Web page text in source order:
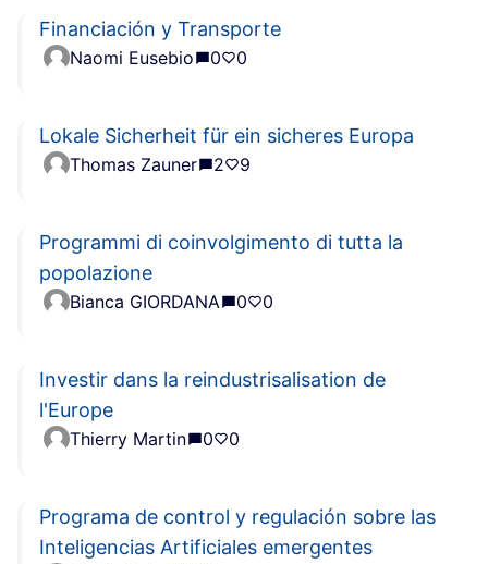
Financiación y Transporte
Naomi Eusebio 0 0
Lokale Sicherheit für ein sicheres Europa
Thomas Zauner 2 9
Programmi di coinvolgimento di tutta la
popolazione
Bianca GIORDANA 0 0
Investir dans la reindustrisalisation de
l'Europe
Thierry Martin 0 0
Programa de control y regulación sobre las
Inteligencias Artificiales emergentes